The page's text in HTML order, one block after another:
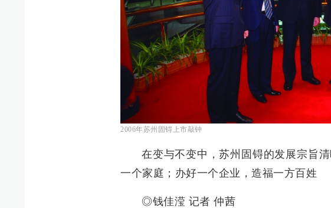
2006年苏州固锝上市敲钟
在变与不变中，苏州固锝的发展宗旨
一个家庭；办好一个企业，造福一方百姓
◎钱佳滢 记者 仲茜